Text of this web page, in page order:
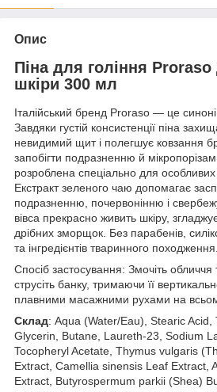
Опис
Піна для гоління
шкіри 300 мл
Італійський бренд Proraso — це
Завдяки густій консистенції піна
невидимий щит і полегшує ковзання
запобігти подразненню й
розроблена спеціально для особливих
Екстракт зеленого чаю допомагає
подразненню, почервонінню і
вівса прекрасно живить шкіру, згладжує
дрібних зморщок. Без парабенів,
та інгредієнтів тваринного походження.
Спосіб застосування: Змочіть
струсіть банку, тримаючи її
плавними масажними рухами на
Склад: Aqua (Water/Eau), Stearic Acid,
Glycerin, Butane, Laureth-23, Sodium
Tocopheryl Acetate, Thymus vulgaris
Extract, Camellia sinensis Leaf Extract,
Extract, Butyrospermum parkii (Shea)